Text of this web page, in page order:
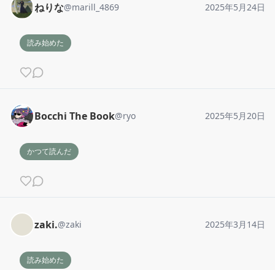
ねりな@marill_4869 2025年5月24日
読み始めた
Bocchi The Book@ryo 2025年5月20日
かつて読んだ
zaki.@zaki 2025年3月14日
読み始めた